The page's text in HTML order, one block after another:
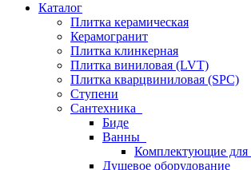
Каталог
Плитка керамическая
Керамогранит
Плитка клинкерная
Плитка виниловая (LVT)
Плитка кварцвиниловая (SPC)
Ступени
Сантехника
Биде
Ванны
Комплектующие для
Душевое оборудование